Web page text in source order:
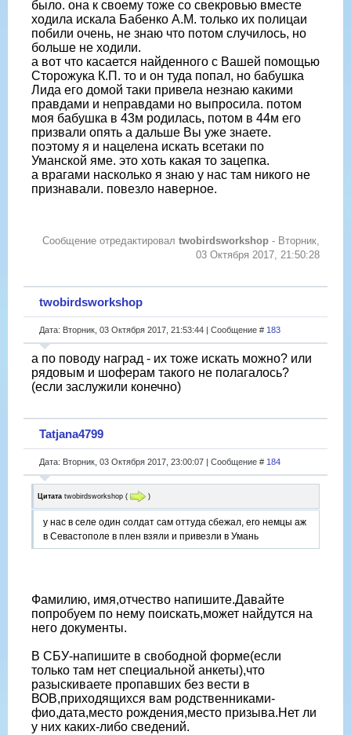
было. она к своему тоже со свекровью вместе
ходила искала Бабенко А.М. только их полицаи
побили очень, не знаю что потом случилось, но
больше не ходили.
а вот что касается найденного с Вашей помощью
Сторожука К.П. то и он туда попал, но бабушка
Лида его домой таки привела незнаю какими
правдами и неправдами но выпросила. потом
моя бабушка в 43м родилась, потом в 44м его
призвали опять а дальше Вы уже знаете.
поэтому я и нацелена искать всетаки по
Уманской яме. это хоть какая то зацепка.
а врагами насколько я знаю у нас там никого не
признавали. повезло наверное.
Сообщение отредактировал twobirdsworkshop - Вторник,
03 Октября 2017, 21:50:28
twobirdsworkshop
Дата: Вторник, 03 Октября 2017, 21:53:44 | Сообщение # 183
а по поводу наград - их тоже искать можно? или
рядовым и шоферам такого не полагалось?
(если заслужили конечно)
Tatjana4799
Дата: Вторник, 03 Октября 2017, 23:00:07 | Сообщение # 184
Цитата twobirdsworkshop ( )
у нас в селе один солдат сам оттуда сбежал, его немцы аж
в Севастополе в плен взяли и привезли в Умань
Фамилию, имя,отчество напишите.Давайте
попробуем по нему поискать,может найдутся на
него документы.
В СБУ-напишите в свободной форме(если
только там нет специальной анкеты),что
разыскиваете пропавших без вести в
ВОВ,приходящихся вам родственниками-
фио,дата,место рождения,место призыва.Нет ли
у них каких-либо сведений.